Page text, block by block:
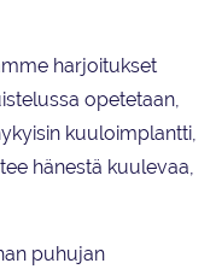
harjoitukset
opetetaan,
kuuloimplantti,
hänestä kuulevaa,
puhujan